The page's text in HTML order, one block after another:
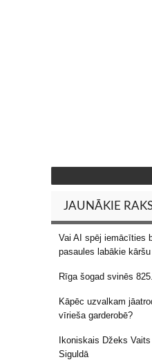
JAUNĀKIE
Vai AI spēj iemācīties
pasaules labākie
Rīga šogad svinēs
Kāpēc uzvalkam
vīrieša garderobē?
Ikoniskais Džeks
Siguldā